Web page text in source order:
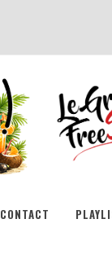
CONTACT